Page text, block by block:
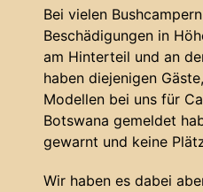
Bei vielen
Beschädigungen in
am Hinterteil und an
haben diejenigen
Modellen bei uns für
Botswana gemeldet
gewarnt und keine
Wir haben es dabei